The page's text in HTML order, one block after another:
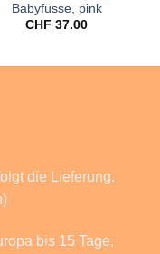
Babyfüsse, pink
CHF 37.00
die Lieferung.
bis 15 Tage,